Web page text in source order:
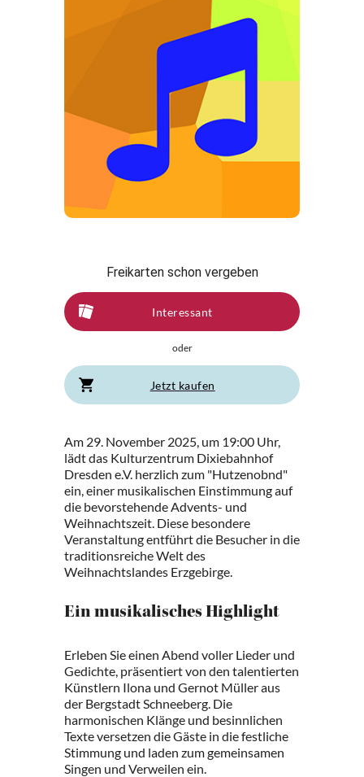
Freikarten schon vergeben
Interessant
oder
Jetzt kaufen
Am 29. November 2025, um 19:00 Uhr,
lädt das Kulturzentrum Dixiebahnhof
Dresden e.V. herzlich zum "Hutzenobnd"
ein, einer musikalischen Einstimmung auf
die bevorstehende Advents- und
Weihnachtszeit. Diese besondere
Veranstaltung entführt die Besucher in die
traditionsreiche Welt des
Weihnachtslandes Erzgebirge.
Ein musikalisches Highlight
Erleben Sie einen Abend voller Lieder und
Gedichte, präsentiert von den talentierten
Künstlern Ilona und Gernot Müller aus
der Bergstadt Schneeberg. Die
harmonischen Klänge und besinnlichen
Texte versetzen die Gäste in die festliche
Stimmung und laden zum gemeinsamen
Singen und Verweilen ein.